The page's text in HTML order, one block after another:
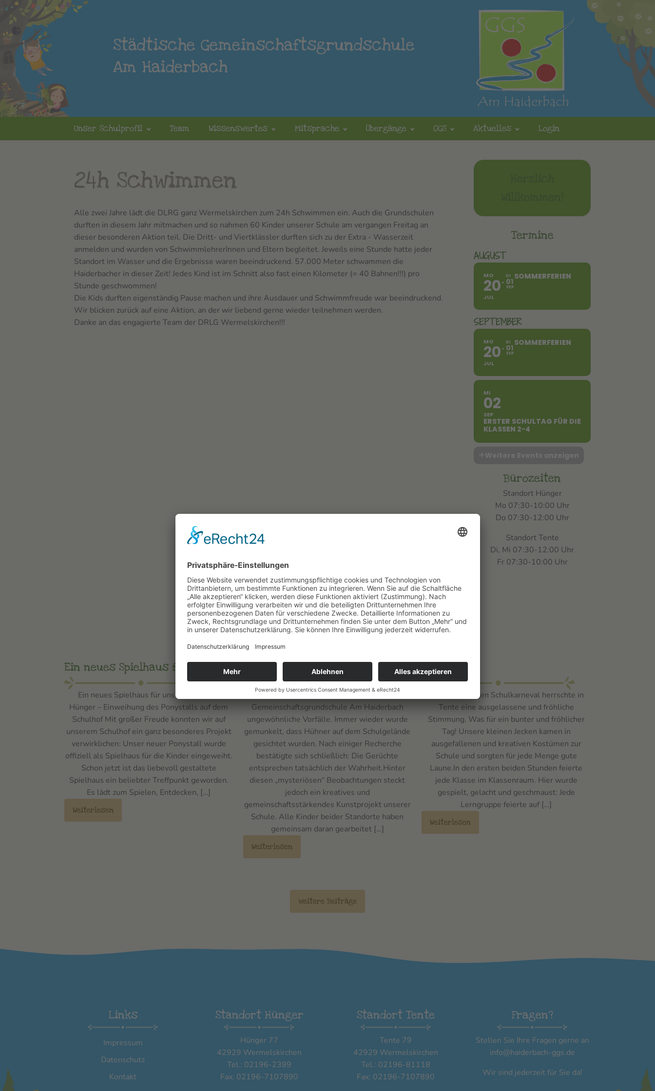
Städtische Gemeinschaftsgrundschule
Am Haiderbach
Unser Schulprofil Team Wissenswertes Mitsprache Übergänge OGS Aktuelles Login
24h Schwimmen
Alle zwei Jahre lädt die DLRG ganz Wermelskirchen zum 24h Schwimmen ein. Auch die Grundschulen
durften in diesem Jahr mitmachen und so nahmen 60 Kinder unserer Schule am vergangen Freitag an
dieser besonderen Aktion teil. Die Dritt- und Viertklässler durften sich zu der Extra - Wasserzeit
anmelden und wurden von SchwimmlehrerInnen und Eltern begleitet. Jeweils eine Stunde hatte jeder
Standort im Wasser und die Ergebnisse waren beeindruckend. 57.000 Meter schwammen die
Haiderbacher in dieser Zeit! Jedes Kind ist im Schnitt also fast einen Kilometer (= 40 Bahnen!!!) pro
Stunde geschwommen!
Die Kids durften eigenständig Pause machen und ihre Ausdauer und Schwimmfreude war beeindruckend.
Wir blicken zurück auf eine Aktion, an der wir liebend gerne wieder teilnehmen werden.
Danke an das engagierte Team der DRLG Wermelskirchen!!!
Termine
AUGUST
MO
20
JUL
DI
01
SEP
SOMMERFERIEN
SEPTEMBER
MO
20
JUL
DI
01
SEP
SOMMERFERIEN
MI
02
SEP
ERSTER SCHULTAG FÜR DIE
KLASSEN 2-4
Bürozeiten
Standort Hünger
Mo 07:30-10:00 Uhr
Do 07:30-12:00 Uhr
Standort Tente
Di, Mi 07:30-12:00 Uhr
Fr 07:30-10:00 Uhr
Unsere News
Aktuelles
Ein neues Spielhaus für Hünger
Ein neues Spielhaus für unsere Kinder in
Hünger – Einweihung des Ponystalls auf dem
Schulhof Mit großer Freude konnten wir auf
unserem Schulhof ein ganz besonderes Projekt
verwirklichen: Unser neuer Ponystall wurde
offiziell als Spielhaus für die Kinder eingeweiht.
Schon jetzt ist das liebevoll gestaltete
Spielhaus ein beliebter Treffpunkt geworden.
Es lädt zum Spielen, Entdecken, […]
Weiterlesen
Hühner am Haiderbach
Seit März ereignen sich an der Städtischen
Gemeinschaftsgrundschule Am Haiderbach
ungewöhnliche Vorfälle. Immer wieder wurde
gemunkelt, dass Hühner auf dem Schulgelände
gesichtet wurden. Nach einiger Recherche
bestätigte sich schließlich: Die Gerüchte
entsprechen tatsächlich der Wahrheit.Hinter
diesen „mysteriösen“ Beobachtungen steckt
jedoch ein kreatives und
gemeinschaftsstärkendes Kunstprojekt unserer
Schule. Alle Kinder beider Standorte haben
gemeinsam daran gearbeitet […]
Weiterlesen
Karneval
Am vergangenen Schulkarneval herrschte in
Tente eine ausgelassene und fröhliche
Stimmung. Was für ein bunter und fröhlicher
Tag! Unsere kleinen Jecken kamen in
ausgefallenen und kreativen Kostümen zur
Schule und sorgten für jede Menge gute
Laune.In den ersten beiden Stunden feierte
jede Klasse im Klassenraum. Hier wurde
gespielt, gelacht und geschmaust: Jede
Lerngruppe feierte auf […]
Weiterlesen
weitere Beiträge
Links
Impressum
Datenschutz
Kontakt
Standort Hünger
Hünger 77
42929 Wermelskirchen
Tel.: 02196-2399
Fax: 02196-7107890
Standort Tente
Tente 79
42929 Wermelskirchen
Tel.: 02196-81118
Fax: 02196-7107890
Fragen?
Stellen Sie Ihre Fragen gerne an
info@haiderbach-ggs.de
Wir sind jederzeit für Sie da!